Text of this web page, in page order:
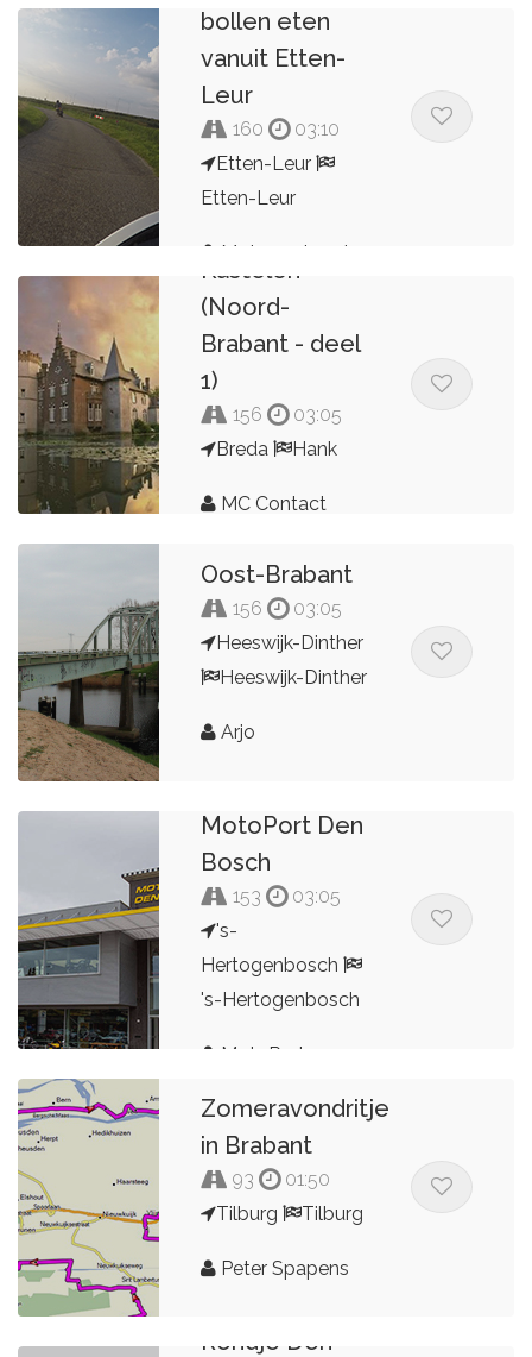
bollen eten
vanuit Etten-
Leur
160
03:10
Etten-Leur
Etten-Leur
Motorroutes.nl
Kastelen
(Noord-
Brabant - deel
1)
156
03:05
Breda
Hank
MC Contact
Oost-Brabant
156
03:05
Heeswijk-Dinther
Heeswijk-Dinther
Arjo
MotoPort Den
Bosch
153
03:05
's-
Hertogenbosch
's-Hertogenbosch
MotoPort
Zomeravondritje
in Brabant
93
01:50
Tilburg
Tilburg
Peter Spapens
Rondje Den